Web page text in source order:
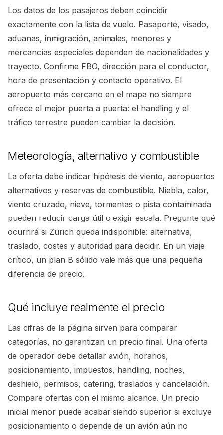
Los datos de los pasajeros deben coincidir
exactamente con la lista de vuelo. Pasaporte, visado,
aduanas, inmigración, animales, menores y
mercancías especiales dependen de nacionalidades y
trayecto. Confirme FBO, dirección para el conductor,
hora de presentación y contacto operativo. El
aeropuerto más cercano en el mapa no siempre
ofrece el mejor puerta a puerta: el handling y el
tráfico terrestre pueden cambiar la decisión.
Meteorología, alternativo y combustible
La oferta debe indicar hipótesis de viento, aeropuertos
alternativos y reservas de combustible. Niebla, calor,
viento cruzado, nieve, tormentas o pista contaminada
pueden reducir carga útil o exigir escala. Pregunte qué
ocurrirá si Zürich queda indisponible: alternativa,
traslado, costes y autoridad para decidir. En un viaje
crítico, un plan B sólido vale más que una pequeña
diferencia de precio.
Qué incluye realmente el precio
Las cifras de la página sirven para comparar
categorías, no garantizan un precio final. Una oferta
de operador debe detallar avión, horarios,
posicionamiento, impuestos, handling, noches,
deshielo, permisos, catering, traslados y cancelación.
Compare ofertas con el mismo alcance. Un precio
inicial menor puede acabar siendo superior si excluye
posicionamiento o depende de un avión aún no